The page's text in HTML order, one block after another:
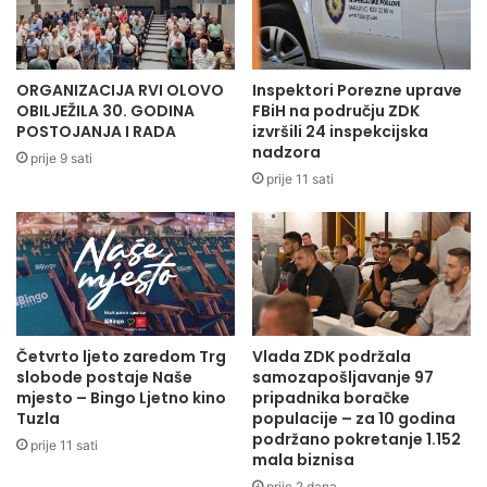
ORGANIZACIJA RVI OLOVO
OBILJEŽILA 30. GODINA
POSTOJANJA I RADA
prije 9 sati
Inspektori Porezne uprave
FBiH na području ZDK
izvršili 24 inspekcijska
nadzora
prije 11 sati
Četvrto ljeto zaredom Trg
slobode postaje Naše
mjesto – Bingo Ljetno kino
Tuzla
prije 11 sati
Vlada ZDK podržala
samozapošljavanje 97
pripadnika boračke
populacije – za 10 godina
podržano pokretanje 1.152
mala biznisa